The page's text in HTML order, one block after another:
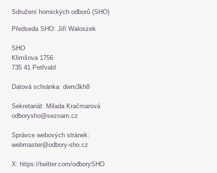
Sdružení hornických odborů (SHO)
Předseda SHO: Jiří Waloszek
SHO
Klimšova 1756
735 41 Petřvald
Datová schránka: dwm3kh8
Sekretariát: Milada Kračmarová
odborysho@seznam.cz
Správce webových stránek:
webmaster@odbory-sho.cz
X: https://twitter.com/odborySHO